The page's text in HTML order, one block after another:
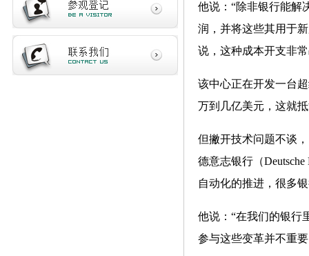
他说：“除非银行能解
润，并将这些其用于
说，这种成本开支非
该中心正在开发一台
万到几亿美元，这就
但撇开技术问题不谈
德意志银行（
自动化的推进，很多
他说：“在我们的银行
参与这些变革并不重